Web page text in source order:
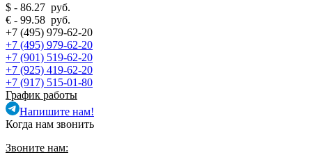
$ - 86.27 руб.
€ - 99.58 руб.
+7 (495) 979-62-20
+7 (495) 979-62-20
+7 (901) 519-62-20
+7 (925) 419-62-20
+7 (917) 515-01-80
График работы
Напишите нам!
Когда нам звонить
Звоните нам: